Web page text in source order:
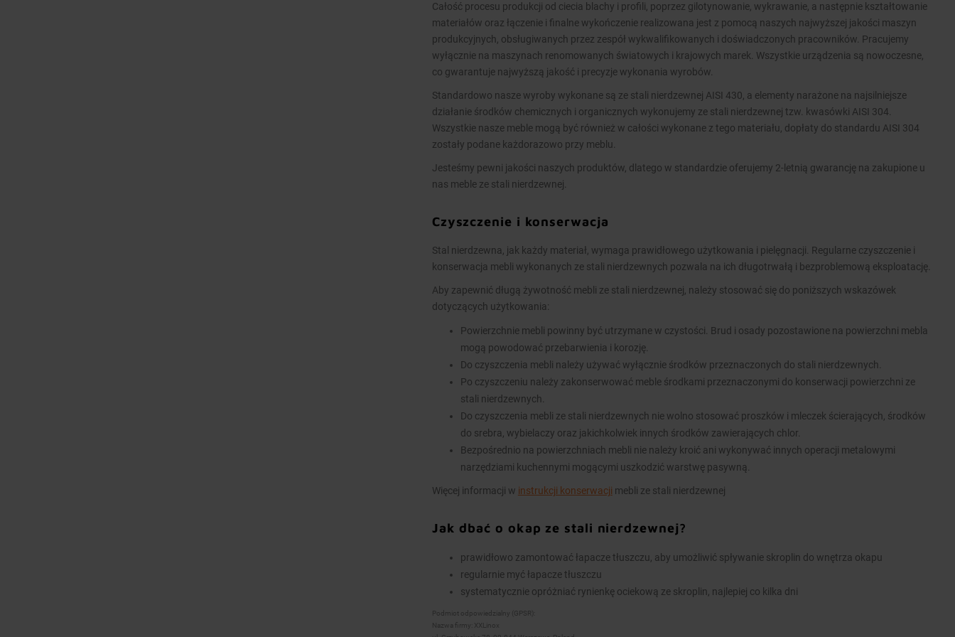
Całość procesu produkcji od ciecia blachy i profili, poprzez gilotynowanie, wykrawanie, a następnie kształtowanie
materiałów oraz łączenie i finalne wykończenie realizowana jest z pomocą naszych najwyższej jakości maszyn
produkcyjnych, obsługiwanych przez zespół wykwalifikowanych i doświadczonych pracowników. Pracujemy
wyłącznie na maszynach renomowanych światowych i krajowych marek. Wszystkie urządzenia są nowoczesne,
co gwarantuje najwyższą jakość i precyzje wykonania wyrobów.
Standardowo nasze wyroby wykonane są ze stali nierdzewnej AISI 430, a elementy narażone na najsilniejsze
działanie środków chemicznych i organicznych wykonujemy ze stali nierdzewnej tzw. kwasówki AISI 304.
Wszystkie nasze meble mogą być również w całości wykonane z tego materiału, dopłaty do standardu AISI 304
zostały podane każdorazowo przy meblu.
Jesteśmy pewni jakości naszych produktów, dlatego w standardzie oferujemy 2-letnią gwarancję na zakupione u
nas meble ze stali nierdzewnej.
Czyszczenie i konserwacja
Stal nierdzewna, jak każdy materiał, wymaga prawidłowego użytkowania i pielęgnacji. Regularne czyszczenie i
konserwacja mebli wykonanych ze stali nierdzewnych pozwala na ich długotrwałą i bezproblemową eksploatację.
Aby zapewnić długą żywotność mebli ze stali nierdzewnej, należy stosować się do poniższych wskazówek
dotyczących użytkowania:
Powierzchnie mebli powinny być utrzymane w czystości. Brud i osady pozostawione na powierzchni mebla
mogą powodować przebarwienia i korozję.
Do czyszczenia mebli należy używać wyłącznie środków przeznaczonych do stali nierdzewnych.
Po czyszczeniu należy zakonserwować meble środkami przeznaczonymi do konserwacji powierzchni ze
stali nierdzewnych.
Do czyszczenia mebli ze stali nierdzewnych nie wolno stosować proszków i mleczek ścierających, środków
do srebra, wybielaczy oraz jakichkolwiek innych środków zawierających chlor.
Bezpośrednio na powierzchniach mebli nie należy kroić ani wykonywać innych operacji metalowymi
narzędziami kuchennymi mogącymi uszkodzić warstwę pasywną.
Więcej informacji w instrukcji konserwacji mebli ze stali nierdzewnej
Jak dbać o okap ze stali nierdzewnej?
prawidłowo zamontować łapacze tłuszczu, aby umożliwić spływanie skroplin do wnętrza okapu
regularnie myć łapacze tłuszczu
systematycznie opróżniać rynienkę ociekową ze skroplin, najlepiej co kilka dni
Podmiot odpowiedzialny (GPSR):
Nazwa firmy: XXLinox